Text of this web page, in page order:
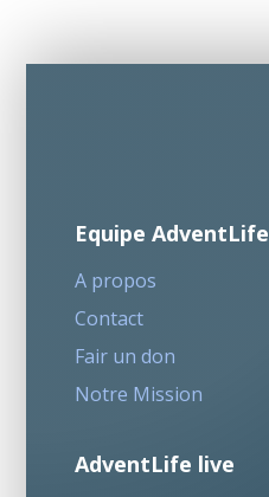
Equipe AdventLife
A propos
Contact
Fair un don
Notre Mission
AdventLife live